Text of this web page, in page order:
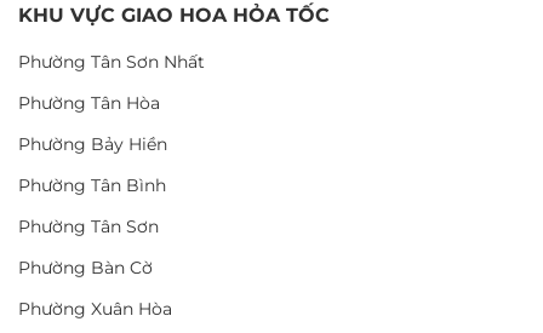
KHU VỰC GIAO HOA HỎA TỐC
Phường Tân Sơn Nhất
Phường Tân Hòa
Phường Bảy Hiền
Phường Tân Bình
Phường Tân Sơn
Phường Bàn Cờ
Phường Xuân Hòa